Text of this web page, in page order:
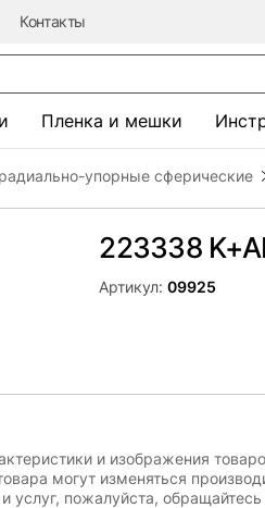
Контакты
Пленка и мешки
упорные сферические
223338
Артикул:09925
и изображения
могут изменяться
услуг, пожалуйста,